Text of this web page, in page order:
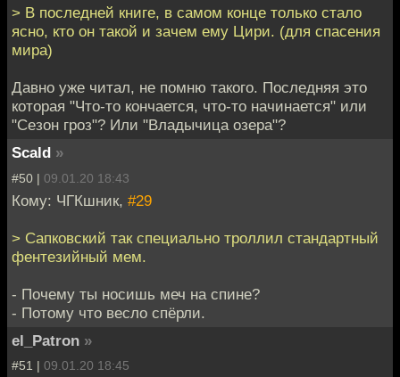
> В последней книге, в самом конце только стало
ясно, кто он такой и зачем ему Цири. (для спасения
мира)
Давно уже читал, не помню такого. Последняя это
которая "Что-то кончается, что-то начинается" или
"Сезон гроз"? Или "Владычица озера"?
Scald »
#50 | 09.01.20 18:43
Кому: ЧГКшник, #29
> Сапковский так специально троллил стандартный
фентезийный мем.
- Почему ты носишь меч на спине?
- Потому что весло спёрли.
el_Patron »
#51 | 09.01.20 18:45